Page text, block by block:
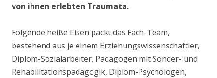
von ihnen erlebten Traumata.
Folgende heiße Eisen packt das Fach-Team,
bestehend aus je einem Erziehungswissenschaftler,
Diplom-Sozialarbeiter, Pädagogen mit Sonder- und
Rehabilitationspädagogik, Diplom-Psychologen,